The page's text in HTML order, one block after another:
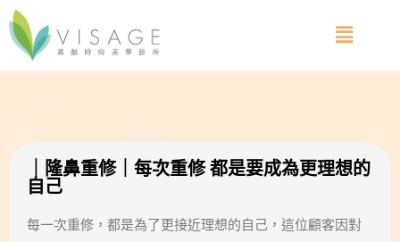
｜隆鼻重修｜每次重修 都是要成為更理想的
自己
每一次重修，都是為了更接近理想的自己，這位顧客因對